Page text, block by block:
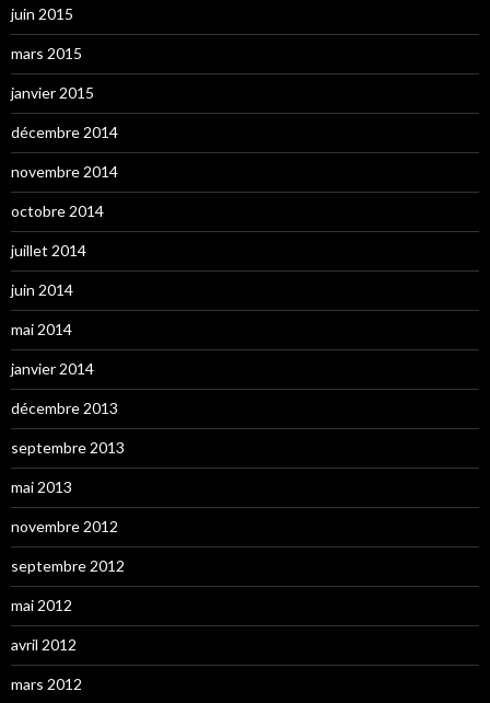
juin 2015
mars 2015
janvier 2015
décembre 2014
novembre 2014
octobre 2014
juillet 2014
juin 2014
mai 2014
janvier 2014
décembre 2013
septembre 2013
mai 2013
novembre 2012
septembre 2012
mai 2012
avril 2012
mars 2012